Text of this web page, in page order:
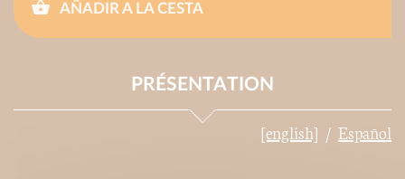
AÑADIR A LA CESTA
PRÉSENTATION
[english] Español